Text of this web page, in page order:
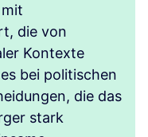
die von
Kontexte
bei politischen
die das
stark